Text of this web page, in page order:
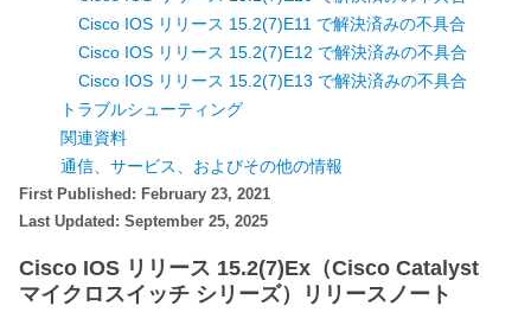
Cisco IOS リリース 15.2(7)E11 で解決済みの不具合
Cisco IOS リリース 15.2(7)E12 で解決済みの不具合
Cisco IOS リリース 15.2(7)E13 で解決済みの不具合
トラブルシューティング
関連資料
通信、サービス、およびその他の情報
First Published: February 23, 2021
Last Updated: September 25, 2025
Cisco IOS リリース 15.2(7)Ex（Cisco Catalyst
マイクロスイッチ シリーズ）リリースノート